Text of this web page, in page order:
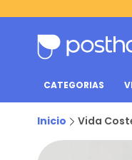
CATEGORIAS
Inicio Vida